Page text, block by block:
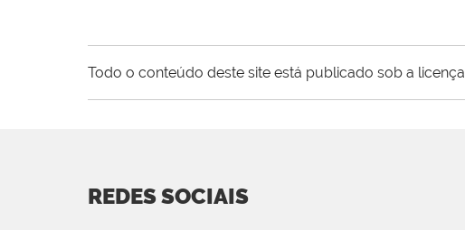
Todo o conteúdo deste site está publicado sob a licença
REDES SOCIAIS